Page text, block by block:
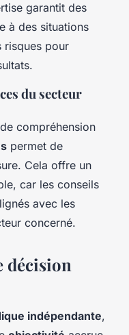
garantit des
à des situations
risques pour
du secteur
compréhension
permet de
Cela offre un
car les conseils
avec les
concerné.
décision
indépendante,